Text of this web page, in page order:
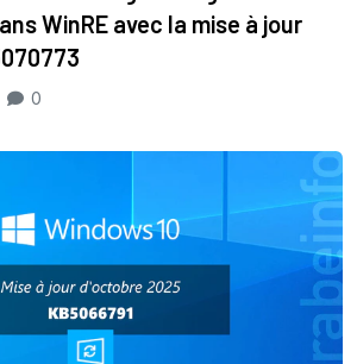
WinRE avec la mise à jour
0